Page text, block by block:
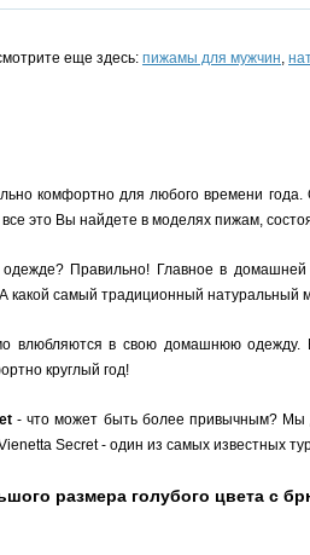
еще здесь: пижамы для мужчин,
комфортно для любого времени
это Вы найдете в моделях пижам,
Правильно! Главное в
какой самый традиционный натуральный
влюбляются в свою домашнюю
круглый год!
- что может быть более привычным? Мы
Secret - один из самых известных
размера голубого цвета с